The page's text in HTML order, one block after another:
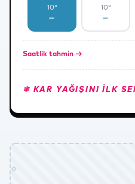
❅
✻
10°
—
10°
—
Saatlik tahmin →
❄ KAR YAĞIŞINI ILK